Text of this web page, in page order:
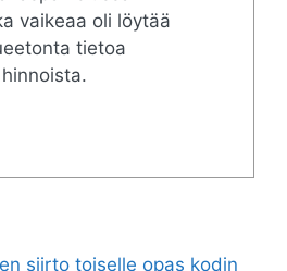
vaikeaa oli löytää
tietoa
siirto toiselle opas kodin